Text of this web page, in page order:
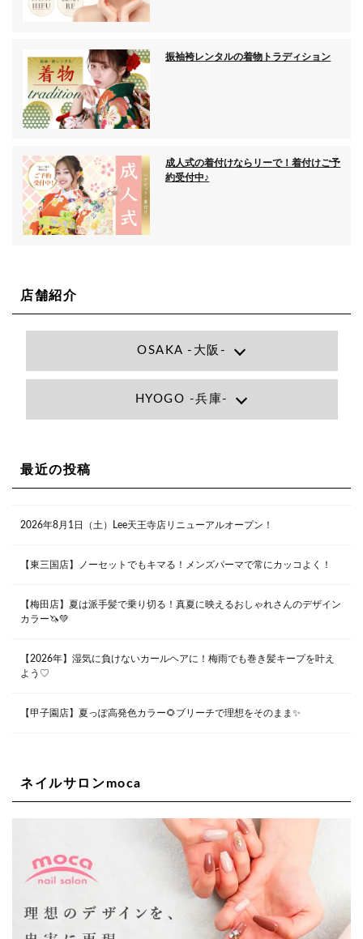
振袖袴レンタルの着物トラディション
成人式の着付けならリーで！着付けご予
約受付中♪
店舗紹介
OSAKA -大阪-
大阪府大阪市北区小松原町1-27梅田エビスビル7F
Lee京橋店
大阪府大阪市都島区東野田町２丁目９－２３ 晃進ビル2F
ビル1F
Lee四ツ橋店
06-6537-9791
Lee上新庄Vita店
大阪市東淀川区瑞光1-4-1 カサデルドイ 2F
06-6195-3667
HYOGO -兵庫-
兵庫県西宮市甲子園九番町1-2 フラットライフワーク1F
最近の投稿
2026年8月1日（土）Lee天王寺店リニューアルオープン！
【東三国店】ノーセットでもキマる！メンズパーマで常にカッコよく！
【梅田店】夏は派手髪で乗り切る！真夏に映えるおしゃれさんのデザイン
カラー🦄💚
【2026年】湿気に負けないカールヘアに！梅雨でも巻き髪キープを叶え
よう♡
【甲子園店】夏っぽ高発色カラー🌻ブリーチで理想をそのまま✨
ネイルサロンmoca